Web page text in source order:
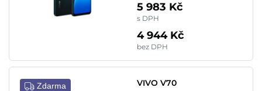
5 983 Kč
s DPH
4 944 Kč
bez DPH
Zdarma
VIVO V70